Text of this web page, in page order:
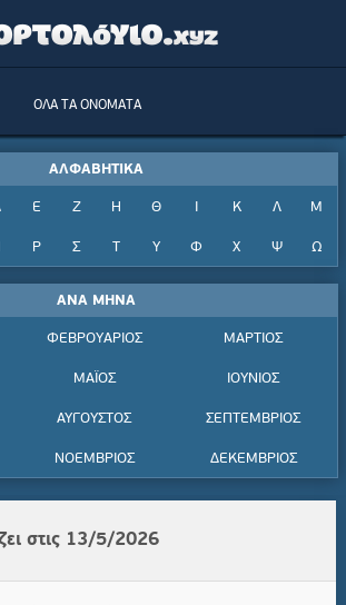
ΟΛΑ ΤΑ ΟΝΟΜΑΤΑ
ΑΛΦΑΒΗΤΙΚΑ
Ε Ζ Η Θ Κ Λ Μ
Ρ Σ Τ Υ Φ Χ Ψ Ω
ΑΝΑ ΜΗΝΑ
ΦΕΒΡΟΥΑΡΙΟΣ ΜΑΡΤΙΟΣ
ΜΑΪΟΣ ΙΟΥΝΙΟΣ
ΑΥΓΟΥΣΤΟΣ ΣΕΠΤΕΜΒΡΙΟΣ
ΝΟΕΜΒΡΙΟΣ ΔΕΚΕΜΒΡΙΟΣ
στις 13/5/2026